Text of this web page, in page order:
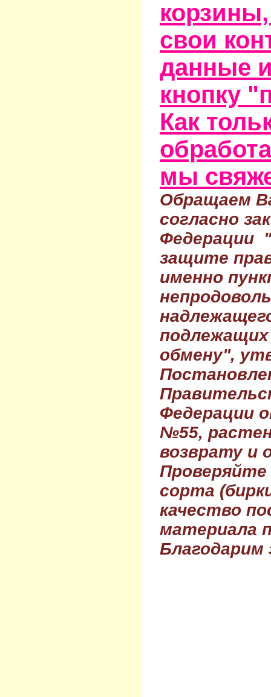
свои
данные
кнопку
Как
мы
Обращаем
согласно
Федерации
защите
именно
обмену",
Федерации
№55,
возврату и
Проверяйте
сорта
качество
материала
Благодарим